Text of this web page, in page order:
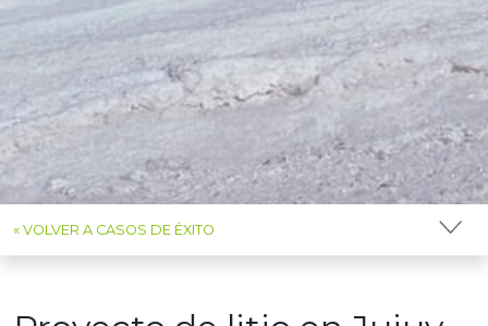
« VOLVER A CASOS DE ÉXITO